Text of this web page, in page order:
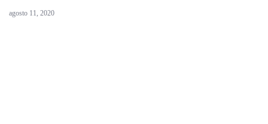
agosto 11, 2020